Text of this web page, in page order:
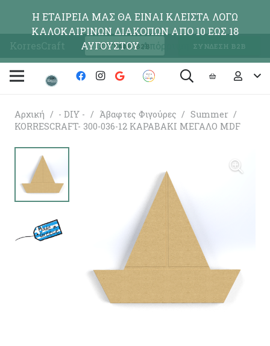
KorresCraft ΕΓΓΡΑΦΗ Β2Β ΣΥΝΔΕΣΗ Β2Β
Αρχική / - DIY - / Άβαφτες Φιγούρες / Summer /
KORRESCRAFT- 300-036-12 ΚΑΡΑΒΑΚΙ ΜΕΓΑΛΟ MDF
Η ΕΤΑΙΡΕΙΑ ΜΑΣ ΘΑ ΕΙΝΑΙ ΚΛΕΙΣΤΑ ΛΟΓΩ
ΚΑΛΟΚΑΙΡΙΝΩΝ ΔΙΑΚΟΠΩΝ ΑΠΟ 10 ΕΩΣ 18
ΑΥΓΟΥΣΤΟΥΑπόρριψη